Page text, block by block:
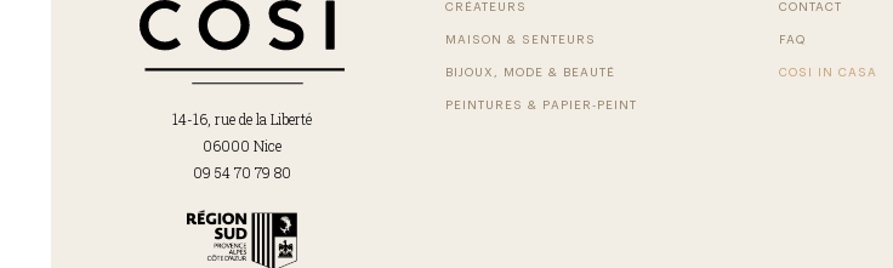
14-16, rue de la Liberté
06000 Nice
09 54 70 79 80
CRÉATEURS
MAISON & SENTEURS
BIJOUX, MODE & BEAUTÉ
PEINTURES & PAPIER-PEINT
CONTACT
FAQ
COSI IN CASA